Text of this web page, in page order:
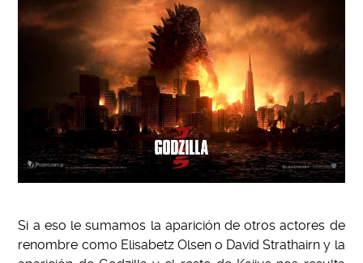
Si a eso le sumamos la aparición de otros actores de
renombre como Elisabetz Olsen o David Strathairn y la